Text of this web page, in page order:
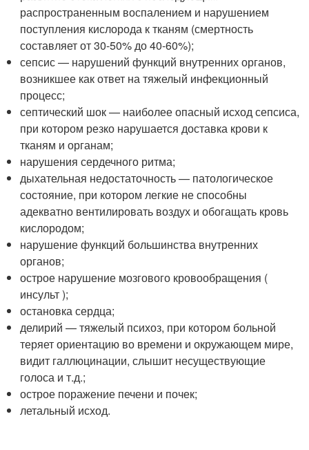
распространенным воспалением и нарушением
поступления кислорода к тканям (смертность
составляет от 30-50% до 40-60%);
сепсис — нарушений функций внутренних органов,
возникшее как ответ на тяжелый инфекционный
процесс;
септический шок — наиболее опасный исход сепсиса,
при котором резко нарушается доставка крови к
тканям и органам;
нарушения сердечного ритма;
дыхательная недостаточность — патологическое
состояние, при котором легкие не способны
адекватно вентилировать воздух и обогащать кровь
кислородом;
нарушение функций большинства внутренних
органов;
острое нарушение мозгового кровообращения (
инсульт );
остановка сердца;
делирий — тяжелый психоз, при котором больной
теряет ориентацию во времени и окружающем мире,
видит галлюцинации, слышит несуществующие
голоса и т.д.;
острое поражение печени и почек;
летальный исход.